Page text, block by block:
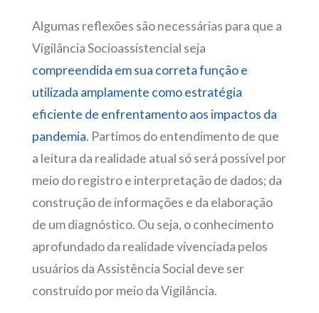
Algumas reflexões são necessárias para que a
Vigilância Socioassistencial seja
compreendida em sua correta função e
utilizada amplamente como estratégia
eficiente de enfrentamento aos impactos da
pandemia. Partimos do entendimento de que
a leitura da realidade atual só será possível por
meio do registro e interpretação de dados; da
construção de informações e da elaboração
de um diagnóstico. Ou seja, o conhecimento
aprofundado da realidade vivenciada pelos
usuários da Assistência Social deve ser
construído por meio da Vigilância.